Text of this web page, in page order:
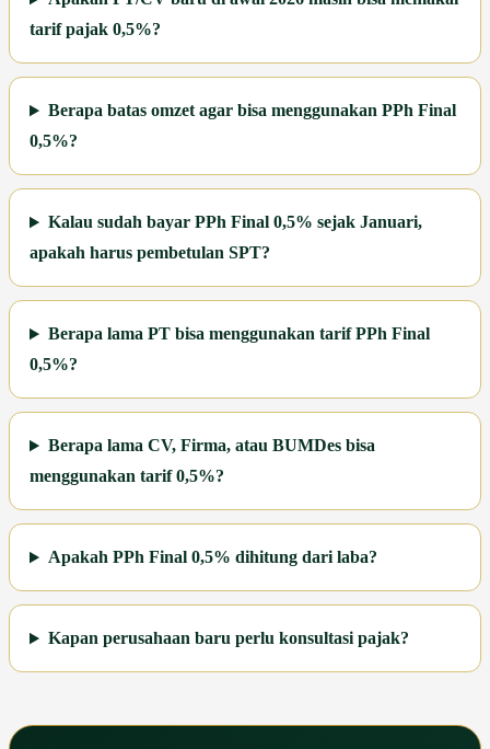
tarif pajak 0,5%?
Berapa batas omzet agar bisa menggunakan PPh Final
0,5%?
Kalau sudah bayar PPh Final 0,5% sejak Januari,
apakah harus pembetulan SPT?
Berapa lama PT bisa menggunakan tarif PPh Final
0,5%?
Berapa lama CV, Firma, atau BUMDes bisa
menggunakan tarif 0,5%?
Apakah PPh Final 0,5% dihitung dari laba?
Kapan perusahaan baru perlu konsultasi pajak?